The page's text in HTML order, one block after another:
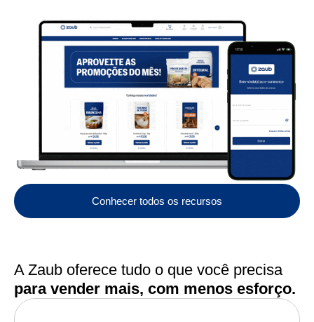
Conhecer todos os recursos
A Zaub oferece tudo o que você precisa
para vender mais, com menos esforço.